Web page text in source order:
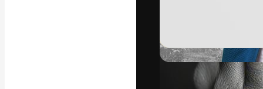
Copyright ©